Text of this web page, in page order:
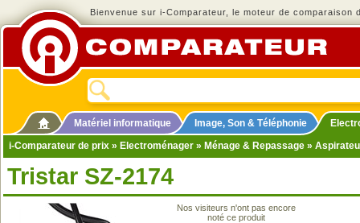
Bienvenue sur i-Comparateur, le moteur de comparaison
Matériel informatique Image, Son & Téléphonie
i-Comparateur de prix » Electroménager » Ménage & Repassage »
Tristar SZ-2174
Nos visiteurs n'ont pas encore
noté ce produit